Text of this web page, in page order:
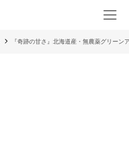
『奇跡の甘さ』北海道産・無農薬グリー